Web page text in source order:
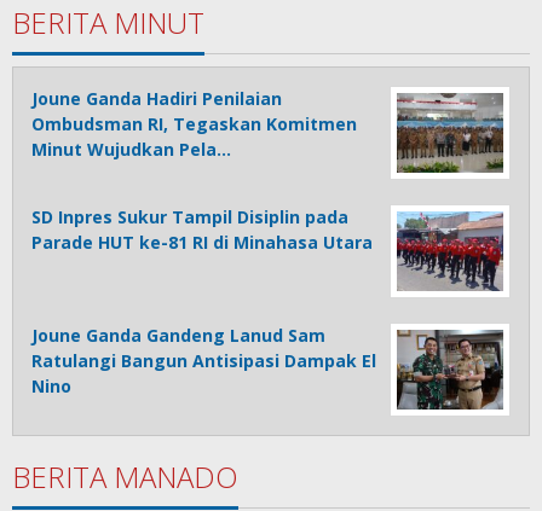
BERITA MINUT
Joune Ganda Hadiri Penilaian
Ombudsman RI, Tegaskan Komitmen
Minut Wujudkan Pela…
SD Inpres Sukur Tampil Disiplin pada
Parade HUT ke-81 RI di Minahasa Utara
Joune Ganda Gandeng Lanud Sam
Ratulangi Bangun Antisipasi Dampak El
Nino
BERITA MANADO